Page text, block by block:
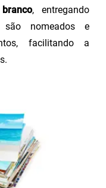
, entregando
nomeados e
facilitando a